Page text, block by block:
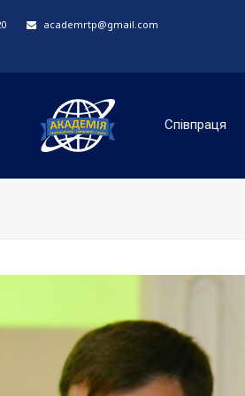
academrtp@gmail.com
Співпраця